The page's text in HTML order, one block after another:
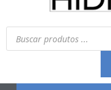
Pesquisar
produtos